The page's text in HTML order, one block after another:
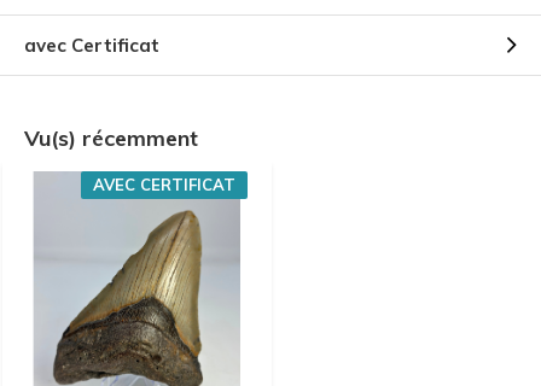
avec Certificat
Vu(s) récemment
AVEC CERTIFICAT